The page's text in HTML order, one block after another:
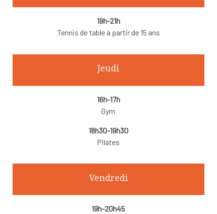
19h-21h
Tennis de table à partir de 15 ans
Jeudi
16h-17h
Gym
18h30-19h30
Pilates
Vendredi
19h-20h45